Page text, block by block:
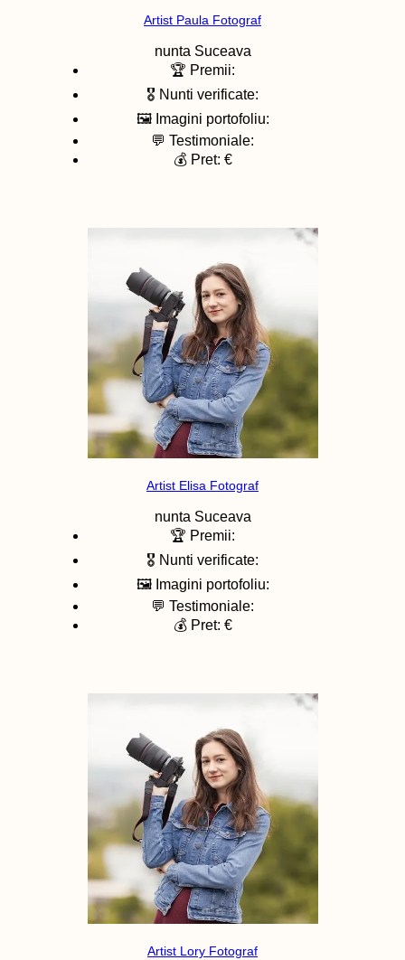
Artist Paula Fotograf
nunta Suceava
🏆 Premii:
🎖️ Nunti verificate:
🖼️ Imagini portofoliu:
💬 Testimoniale:
💰 Pret: €
Artist Elisa Fotograf
nunta Suceava
🏆 Premii:
🎖️ Nunti verificate:
🖼️ Imagini portofoliu:
💬 Testimoniale:
💰 Pret: €
Artist Lory Fotograf